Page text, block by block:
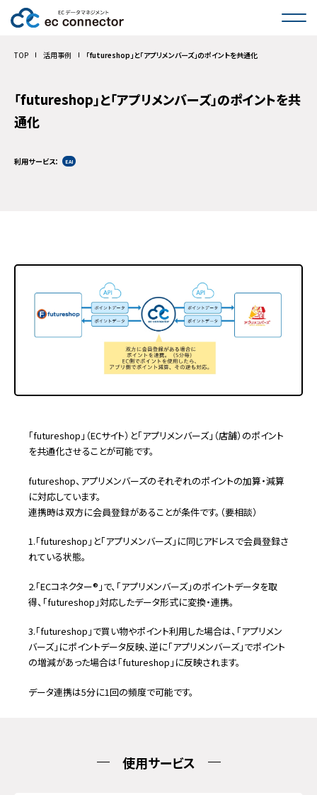
サービス一覧
活用事例
料金
導入のご相談・お見積もり
TOP 活用事例 「futureshop」と「アプリメンバーズ」のポイントを共通化
「futureshop」と「アプリメンバーズ」のポイントを共
通化
利用サービス EAI
「futureshop」（ECサイト）と「アプリメンバーズ」（店舗）のポイント
を共通化させることが可能です。
futureshop、アプリメンバーズのそれぞれのポイントの加算・減算
に対応しています。
連携時は双方に会員登録があることが条件です。（要相談）
1.「futureshop」と「アプリメンバーズ」に同じアドレスで会員登録さ
れている状態。
2.「ECコネクター®」で、「アプリメンバーズ」のポイントデータを取
得、「futureshop」対応したデータ形式に変換・連携。
3.「futureshop」で買い物やポイント利用した場合は、「アプリメン
バーズ」にポイントデータ反映、逆に「アプリメンバーズ」でポイント
の増減があった場合は「futureshop」に反映されます。
データ連携は5分に1回の頻度で可能です。
使用サービス